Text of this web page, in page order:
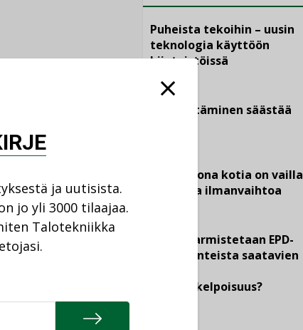
Puheista tekoihin – uusin
teknologia käyttöön
kiinteistöissä
KOLUMNI
Sähköistäminen säästää
Yli miljoona kotia on vailla
toimivaa ilmanvaihtoa
Miten varmistetaan EPD-
dokumenteista saatavien
vertailukelpoisuus?
ja uutisista.
jo yli 3000 tilaajaa.
Talotekniikka